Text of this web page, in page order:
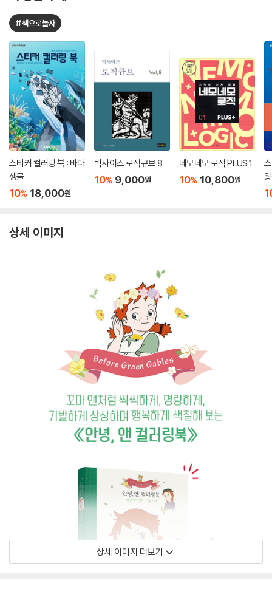
#책으로놀자
스티커 컬러링 북 : 바다
생물
10% 18,000원
빅사이즈 로직큐브 8
10% 9,000원
네모네모 로직 PLUS 1
10% 10,800원
상세 이미지
상세 이미지 더보기